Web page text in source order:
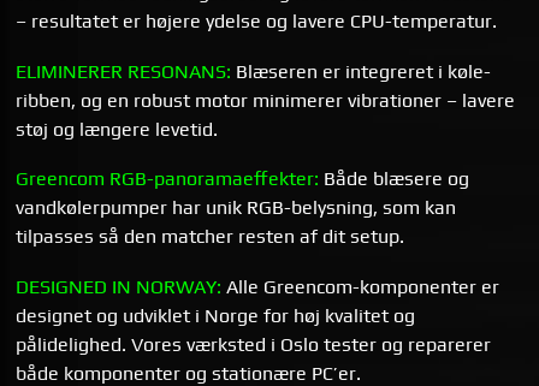
– resultatet er højere ydelse og lavere CPU-temperatur.
ELIMINERER RESONANS: Blæseren er integreret i køle­
ribben, og en robust motor minimerer vibrationer – lavere
støj og længere levetid.
Greencom RGB-panoramaeffekter: Både blæsere og
vandkølerpumper har unik RGB-belysning, som kan
tilpasses så den matcher resten af dit setup.
DESIGNED IN NORWAY: Alle Greencom-komponenter er
designet og udviklet i Norge for høj kvalitet og
pålidelighed. Vores værksted i Oslo tester og reparerer
både komponenter og stationære PC’er.